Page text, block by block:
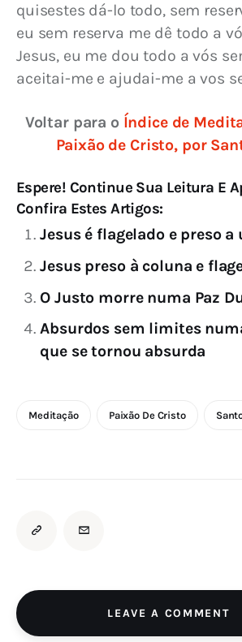
quisestes dá-lo todo, sem
eu sem reserva me dê todo a
Jesus, eu me dou todo a vós
aceitai-me e ajudai-me a vos
Voltar para o Índice de
Paixão de Cristo, por
Espere! Continue Sua Leitura E
Confira Estes Artigos:
Jesus é flagelado e preso
Jesus preso à coluna e
O Justo morre numa Paz
Absurdos sem limites
que se tornou absurda
Meditação Paixão De Cristo
LEAVE A COMMENT